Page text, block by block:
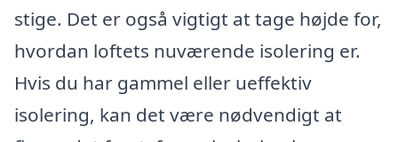
stige. Det er også vigtigt at tage højde for,
hvordan loftets nuværende isolering er.
Hvis du har gammel eller ueffektiv
isolering, kan det være nødvendigt at